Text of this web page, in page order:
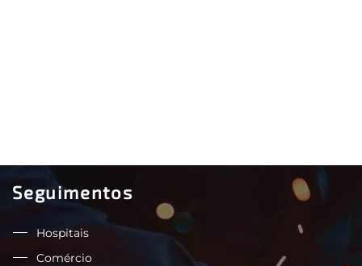
Seguimentos
Hospitais
Comércio